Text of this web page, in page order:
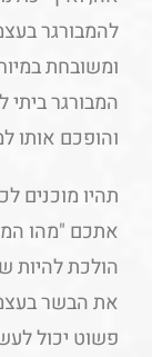
להמבורגר
ומשובחת
המבורגר
והופכם אותו
תהיו מוכנים
אתכם "מהו
הולכת להיות
את הבשר
פשוט יכול